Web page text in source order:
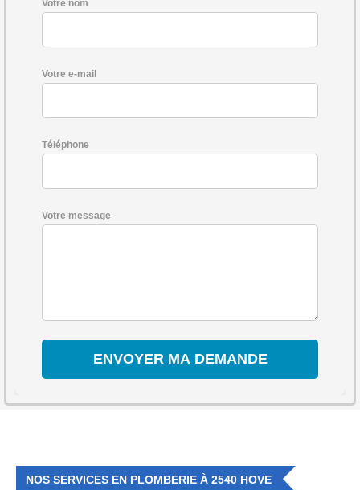
Votre nom
Votre e-mail
Téléphone
Votre message
NOS SERVICES EN PLOMBERIE À 2540 HOVE